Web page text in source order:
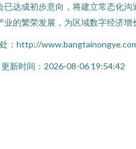
达成初步意向，将建立常态化
的繁荣发展，为区域数字经济增
：http://
更新时间：2026-08-06 19:54:42